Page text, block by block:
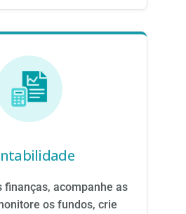
finanças, acompanhe as
os fundos, crie